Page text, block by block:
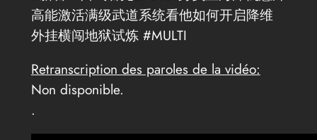
高能激活满级武道系统看他如何开启降维
外挂横闯地狱试炼 #MULTI
Retranscription des paroles de la vidéo:
Non disponible.
.